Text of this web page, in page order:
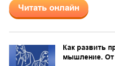
Читать онлайн
Как развить
мышление. От